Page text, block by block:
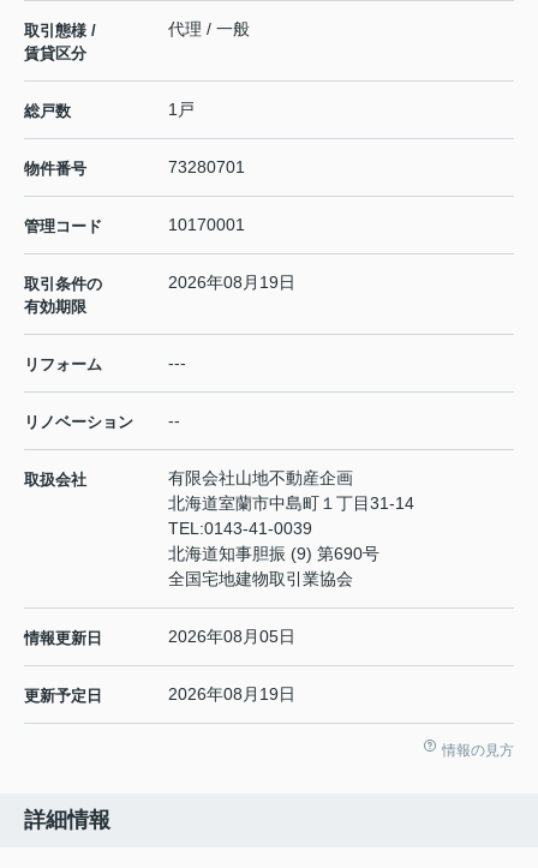
取引態様 /
賃貸区分
代理 / 一般
総戸数 1戸
物件番号 73280701
管理コード 10170001
取引条件の
有効期限
2026年08月19日
リフォーム ---
リノベーション --
取扱会社
有限会社山地不動産企画
北海道室蘭市中島町１丁目31-14
TEL:0143-41-0039
北海道知事胆振 (9) 第690号
全国宅地建物取引業協会
情報更新日 2026年08月05日
更新予定日 2026年08月19日
情報の見方
詳細情報